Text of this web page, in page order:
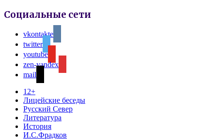
Социальные сети
vkontakte
twitter
youtube
zen-yandex
mail
12+
Лицейские беседы
Русский Север
Литература
История
И.С.Фрадков